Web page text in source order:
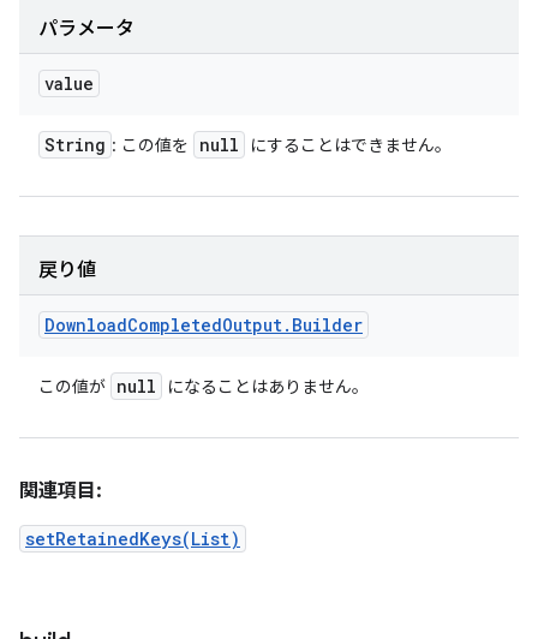
パラメータ
value
String : この値を null にすることはできません。
戻り値
DownloadCompletedOutput. Builder
この値が null になることはありません。
関連項目:
setRetainedKeys(List)